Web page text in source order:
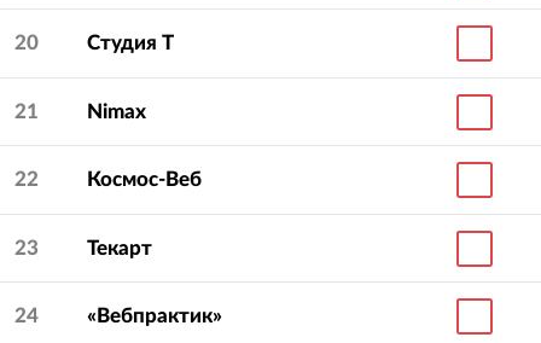
20 Студия Т
21 Nimax
22 Космос-Веб
23 Текарт
24 «Вебпрактик»